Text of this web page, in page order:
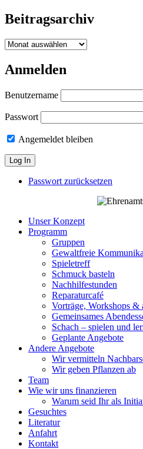
Beitragsarchiv
Beitragsarchiv
Anmelden
Benutzername
Passwort
Angemeldet bleiben
Passwort zurücksetzen
Unser Konzept
Programm
Gruppen
Gewaltfreie
Spieletreff
Schmuck basteln
Nachhilfestunden
Reparaturcafé
Vorträge, Workshops &
Gemeinsames
Schach – spielen und
Geplante Angebote
Andere Angebote
Wir vermitteln
Wir geben Pflanzen ab
Team
Wie wir uns finanzieren
Warum seid Ihr als
Gesuchtes
Literatur
Anfahrt
Kontakt